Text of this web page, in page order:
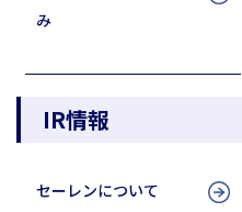
み
IR情報
セーレンについて